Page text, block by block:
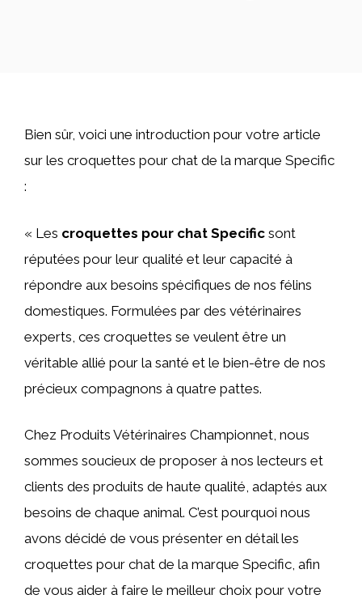
Bien sûr, voici une introduction pour votre article
sur les croquettes pour chat de la marque Specific
:
« Les croquettes pour chat Specific sont
réputées pour leur qualité et leur capacité à
répondre aux besoins spécifiques de nos félins
domestiques. Formulées par des vétérinaires
experts, ces croquettes se veulent être un
véritable allié pour la santé et le bien-être de nos
précieux compagnons à quatre pattes.
Chez Produits Vétérinaires Championnet, nous
sommes soucieux de proposer à nos lecteurs et
clients des produits de haute qualité, adaptés aux
besoins de chaque animal. C’est pourquoi nous
avons décidé de vous présenter en détail les
croquettes pour chat de la marque Specific, afin
de vous aider à faire le meilleur choix pour votre